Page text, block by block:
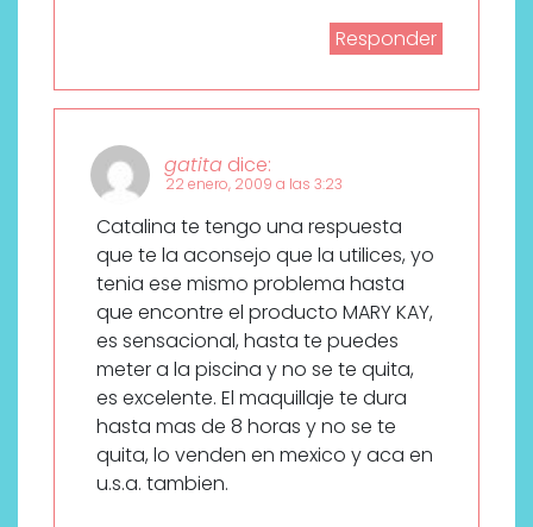
Responder
gatita dice:
22 enero, 2009 a las 3:23
Catalina te tengo una respuesta
que te la aconsejo que la utilices, yo
tenia ese mismo problema hasta
que encontre el producto MARY KAY,
es sensacional, hasta te puedes
meter a la piscina y no se te quita,
es excelente. El maquillaje te dura
hasta mas de 8 horas y no se te
quita, lo venden en mexico y aca en
u.s.a. tambien.